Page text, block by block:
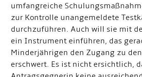
umfangreiche
zur Kontrolle unangemeldete
durchzuführen. Auch will sie mit
ein Instrument einführen, das
Minderjährigen den Zugang zu
erschwert. Es ist nicht ersichtlich,